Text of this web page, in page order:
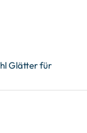
Glätter für